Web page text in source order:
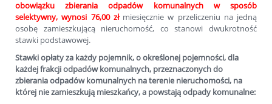
obowiązku zbierania odpadów komunalnych w sposób
selektywny, wynosi 76,00 złmiesięcznie w przeliczeniu na jedną
osobę zamieszkującą nieruchomość, co stanowi dwukrotność
stawki podstawowej.
Stawki opłaty za każdy pojemnik, o określonej pojemności, dla
każdej frakcji odpadów komunalnych, przeznaczonych do
zbierania odpadów komunalnych na terenie nieruchomości, na
której nie zamieszkują mieszkańcy, a powstają odpady komunalne: